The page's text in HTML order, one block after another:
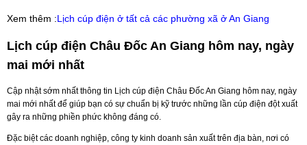
Xem thêm :Lịch cúp điện ở tất cả các phường xã ở An Giang
Lịch cúp điện Châu Đốc An Giang hôm nay, ngày
mai mới nhất
Cập nhật sớm nhất thông tin Lịch cúp điện Châu Đốc An Giang hôm nay, ngày
mai mới nhất để giúp bạn có sự chuẩn bị kỹ trước những lần cúp điện đột xuất
gây ra những phiền phức không đáng có.
Đặc biệt các doanh nghiệp, công ty kinh doanh sản xuất trên địa bàn, nơi có